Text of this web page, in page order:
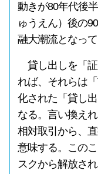
動きが80年代後
ゅうえん）後の
融大潮流となって
貸し出しを「
れば、それらは
化された「貸し
なる。言い換え
相対取引から、
意味する。この
スクから解放さ